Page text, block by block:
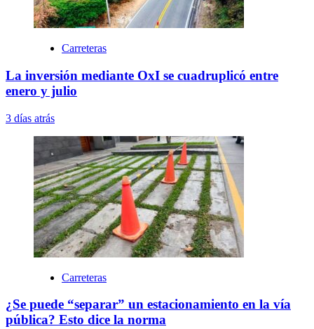
Carreteras
La inversión mediante OxI se cuadruplicó entre
enero y julio
3 días atrás
Carreteras
¿Se puede “separar” un estacionamiento en la vía
pública? Esto dice la norma